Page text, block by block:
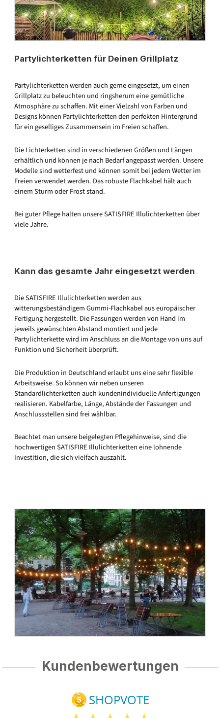
Partylichterketten für Deinen Grillplatz
Partylichterketten werden auch gerne eingesetzt, um einen
Grillplatz zu beleuchten und ringsherum eine gemütliche
Atmosphäre zu schaffen. Mit einer Vielzahl von Farben und
Designs können Partylichterketten den perfekten Hintergrund
für ein geselliges Zusammensein im Freien schaffen.
Die Lichterketten sind in verschiedenen Größen und Längen
erhältlich und können je nach Bedarf angepasst werden. Unsere
Modelle sind wetterfest und können somit bei jedem Wetter im
Freien verwendet werden. Das robuste Flachkabel hält auch
einem Sturm oder Frost stand.
Bei guter Pflege halten unsere SATISFIRE Illulichterketten über
viele Jahre.
Kann das gesamte Jahr eingesetzt werden
Die SATISFIRE Illulichterketten werden aus
witterungsbeständigem Gummi-Flachkabel aus europäischer
Fertigung hergestellt. Die Fassungen werden von Hand im
jeweils gewünschten Abstand montiert und jede
Partylichterkette wird im Anschluss an die Montage von uns auf
Funktion und Sicherheit überprüft.
Die Produktion in Deutschland erlaubt uns eine sehr flexible
Arbeitsweise. So können wir neben unseren
Standardlichterketten auch kundenindividuelle Anfertigungen
realisieren. Kabelfarbe, Länge, Abstände der Fassungen und
Anschlussstellen sind frei wählbar.
Beachtet man unsere beigelegten Pflegehinweise, sind die
hochwertigen SATISFIRE Illulichterketten eine lohnende
Investition, die sich vielfach auszahlt.
Kundenbewertungen